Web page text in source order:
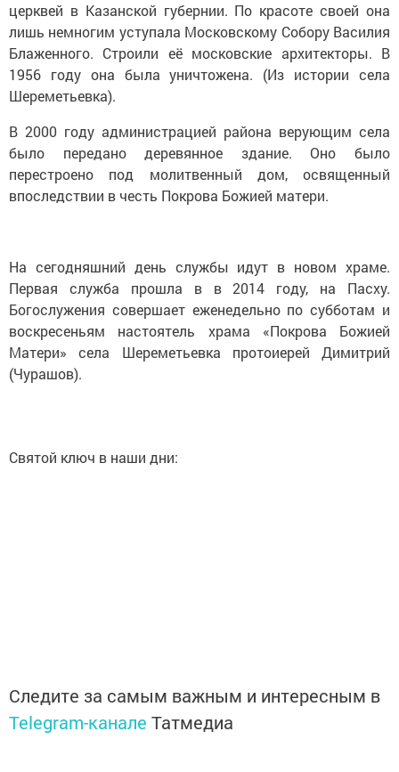
церквей в Казанской губернии. По красоте своей она
лишь немногим уступала Московскому Собору Василия
Блаженного. Строили её московские архитекторы. В
1956 году она была уничтожена. (Из истории села
Шереметьевка).
В 2000 году администрацией района верующим села
было передано деревянное здание. Оно было
перестроено под молитвенный дом, освященный
впоследствии в честь Покрова Божией матери.
На сегодняшний день службы идут в новом храме.
Первая служба прошла в в 2014 году, на Пасху.
Богослужения совершает еженедельно по субботам и
воскресеньям настоятель храма «Покрова Божией
Матери» села Шереметьевка протоиерей Димитрий
(Чурашов).
Святой ключ в наши дни:
Следите за самым важным и интересным в
Telegram-канале Татмедиа